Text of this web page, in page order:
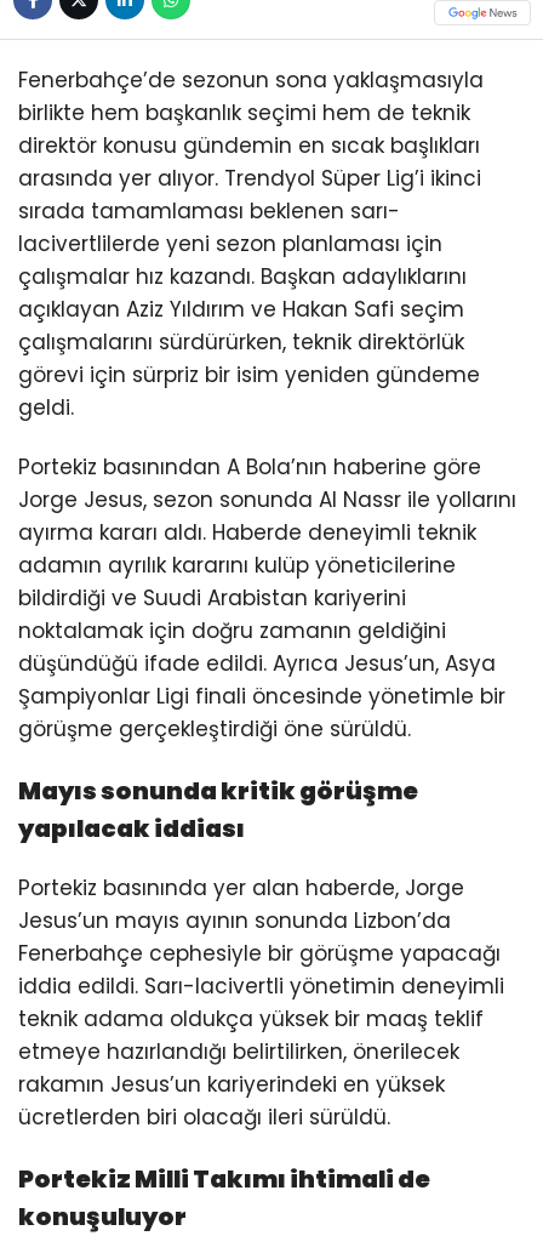
Fenerbahçe’de sezonun sona yaklaşmasıyla
birlikte hem başkanlık seçimi hem de teknik
direktör konusu gündemin en sıcak başlıkları
arasında yer alıyor. Trendyol Süper Lig’i ikinci
sırada tamamlaması beklenen sarı-
lacivertlilerde yeni sezon planlaması için
çalışmalar hız kazandı. Başkan adaylıklarını
açıklayan Aziz Yıldırım ve Hakan Safi seçim
çalışmalarını sürdürürken, teknik direktörlük
görevi için sürpriz bir isim yeniden gündeme
geldi.
Portekiz basınından A Bola’nın haberine göre
Jorge Jesus, sezon sonunda Al Nassr ile yollarını
ayırma kararı aldı. Haberde deneyimli teknik
adamın ayrılık kararını kulüp yöneticilerine
bildirdiği ve Suudi Arabistan kariyerini
noktalamak için doğru zamanın geldiğini
düşündüğü ifade edildi. Ayrıca Jesus’un, Asya
Şampiyonlar Ligi finali öncesinde yönetimle bir
görüşme gerçekleştirdiği öne sürüldü.
Mayıs sonunda kritik görüşme
yapılacak iddiası
Portekiz basınında yer alan haberde, Jorge
Jesus’un mayıs ayının sonunda Lizbon’da
Fenerbahçe cephesiyle bir görüşme yapacağı
iddia edildi. Sarı-lacivertli yönetimin deneyimli
teknik adama oldukça yüksek bir maaş teklif
etmeye hazırlandığı belirtilirken, önerilecek
rakamın Jesus’un kariyerindeki en yüksek
ücretlerden biri olacağı ileri sürüldü.
Portekiz Milli Takımı ihtimali de
konuşuluyor